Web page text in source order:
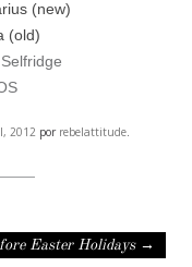
(new)
(old)
2012 por rebelattitude
Easter Holidays →